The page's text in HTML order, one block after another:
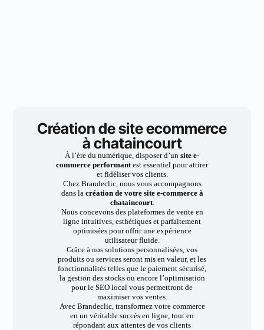
Création de site ecommerce
à chataincourt
À l’ère du numérique, disposer d’un site e-
commerce performantest essentiel pour attirer
et fidéliser vos clients.
Chez Brandeclic, nous vous accompagnons
dans la création de votre site e-commerce à
chataincourt.
Nous concevons des plateformes de vente en
ligne intuitives, esthétiques et parfaitement
optimisées pour offrir une expérience
utilisateur fluide.
Grâce à nos solutions personnalisées, vos
produits ou services seront mis en valeur, et les
fonctionnalités telles que le paiement sécurisé,
la gestion des stocks ou encore l’optimisation
pour le SEO local vous permettront de
maximiser vos ventes.
Avec Brandeclic, transformez votre commerce
en un véritable succès en ligne, tout en
répondant aux attentes de vos clients